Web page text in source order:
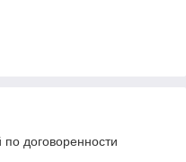
договоренности